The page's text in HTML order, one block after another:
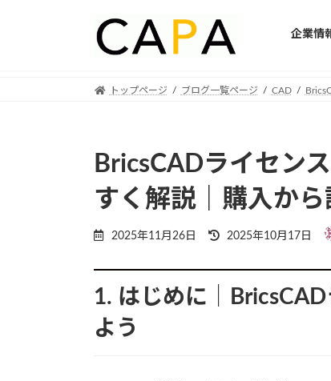
企業情
トップページ ブログ一覧ページ CAD
BricsCADライセン
すく解説｜購入か
2025年11月26日
Last
updated
2025年10月17日
1. はじめに｜
よう